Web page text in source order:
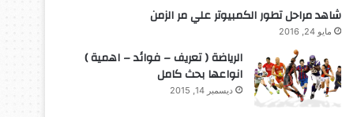
شاهد مراحل تطور الكمبيوتر علي مر الزمن
مايو 24, 2016
الرياضة ( تعريف – فوائد – اهمية )
انواعها بحث كامل
ديسمبر 14, 2015